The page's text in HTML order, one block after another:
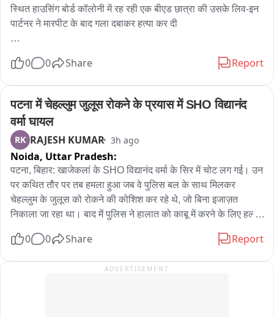
હજુ પણ ટ્રકમાં લાગેલી આગ સો ટકા કાબુમાં આવી નથી, પાણીનો
મારો ચાલુ
સંપૂર્ણ બળીને ખાખ
स्थित हाउसिंग बोर्ड कॉलोनी में रह रही एक बीएड छात्रा की उसके लिव-इन
पार्टनर ने मारपीट के बाद गला दबाकर हत्या कर दी
पहुंचा, यहां डॉक्टरों ने उसे मृत घोषित कर दिया. युवती की मौत की पुष्टि होते
हत्या की शिकायत दर्ज कराई है, जिसपर पुलिस ने आरोपी को गिरफ्तार कर
लिया है. मृतिका का नाम भारती नेताम और आरोपी का नाम सावंत बघेल
बताया जा रहा है.....
0 0 Share Report
पटना में चेहल्लुम जुलूस रोकने के प्रयास में SHO विद्यानंद
वर्मा घायल
RK RAJESH KUMAR 3h ago
Noida, Uttar Pradesh:
पटना, बिहार: खाजेकलां के SHO विद्यानंद वर्मा के सिर में चोट लग गई। उन
पर कथित तौर पर तब हमला हुआ जब वे पुलिस बल के साथ मिलकर
चेहल्लुम के जुलूस को रोकने की कोशिश कर रहे थे, जो बिना इजाज़त
निकाला जा रहा था। बाद में पुलिस ने हालात को काबू में करने के लिए हल्का
मामले को सुलझाने की कोशिश के दौरान मुझे चोट लग गई।"
0 0 Share Report
ADVERTISEMENT